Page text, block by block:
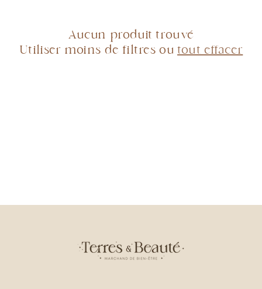
Aucun produit trouvé
Utiliser moins de filtres outout effacer